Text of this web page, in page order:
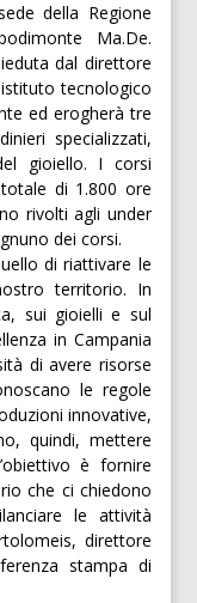
della Regione
Ma.De.
dal direttore
tecnologico
ed erogherà tre
specializzati,
gioiello. I corsi
di 1.800 ore
rivolti agli under
dei corsi.
di riattivare le
territorio. In
sui gioielli e sul
in Campania
di avere risorse
le regole
innovative,
quindi, mettere
è fornire
che ci chiedono
le attività
direttore
stampa di